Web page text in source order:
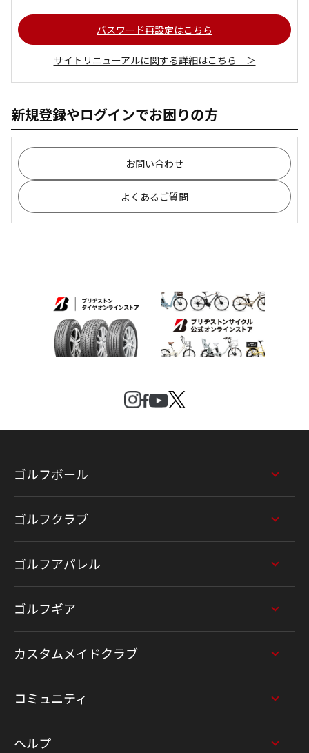
パスワード再設定はこちら
サイトリニューアルに関する詳細はこちら ＞
新規登録やログインでお困りの方
お問い合わせ
よくあるご質問
ゴルフボール
ゴルフクラブ
ゴルフアパレル
ゴルフギア
カスタムメイドクラブ
コミュニティ
ヘルプ